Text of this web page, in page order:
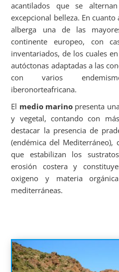
acantilados que se
excepcional belleza. En
alberga una de las
continente europeo, con
inventariados, de los cuales
autóctonas adaptadas a las
con varios
iberonorteafricana.
El medio marino presenta
y vegetal, contando con
destacar la presencia de
(endémica del Mediterráneo),
que estabilizan los
erosión costera y
oxigeno y materia
mediterráneas.